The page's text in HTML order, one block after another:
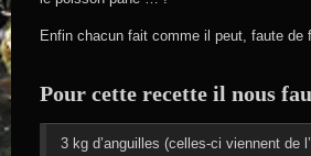
Enfin chacun fait comme il peut, faute de
Pour cette recette il nous
3 kg d’anguilles (celles-ci viennent de